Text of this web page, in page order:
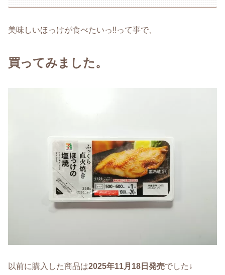
美味しいほっけが食べたいっ!!って事で、
買ってみました。
以前に購入した商品は2025年11月18日発売でした↓